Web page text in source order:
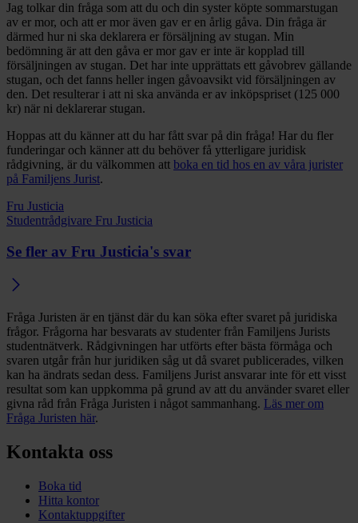
Jag tolkar din fråga som att du och din syster köpte sommarstugan
av er mor, och att er mor även gav er en årlig gåva. Din fråga är
därmed hur ni ska deklarera er försäljning av stugan. Min
bedömning är att den gåva er mor gav er inte är kopplad till
försäljningen av stugan. Det har inte upprättats ett gåvobrev gällande
stugan, och det fanns heller ingen gåvoavsikt vid försäljningen av
den. Det resulterar i att ni ska använda er av inköpspriset (125 000
kr) när ni deklarerar stugan.
Hoppas att du känner att du har fått svar på din fråga! Har du fler
funderingar och känner att du behöver få ytterligare juridisk
rådgivning, är du välkommen att boka en tid hos en av våra jurister
på Familjens Jurist.
Fru Justicia
Studentrådgivare Fru Justicia
Se fler av Fru Justicia's svar
Fråga Juristen är en tjänst där du kan söka efter svaret på juridiska
frågor. Frågorna har besvarats av studenter från Familjens Jurists
studentnätverk. Rådgivningen har utförts efter bästa förmåga och
svaren utgår från hur juridiken såg ut då svaret publicerades, vilken
kan ha ändrats sedan dess. Familjens Jurist ansvarar inte för ett visst
resultat som kan uppkomma på grund av att du använder svaret eller
givna råd från Fråga Juristen i något sammanhang. Läs mer om
Fråga Juristen här.
Kontakta oss
Boka tid
Hitta kontor
Kontaktuppgifter